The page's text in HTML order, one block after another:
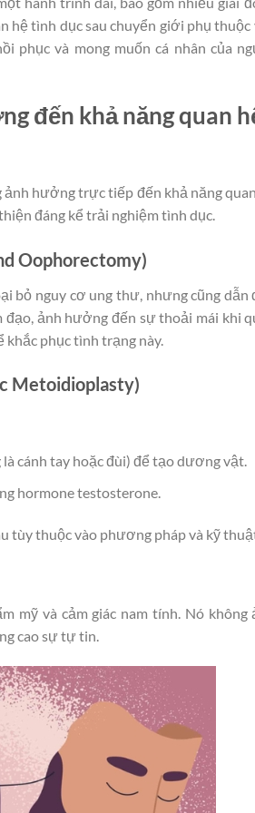
hệ tình dục sau chuyển giới phụ thuộc
phục và mong muốn cá nhân của
đến khả năng quan
hưởng trực tiếp đến khả năng
đáng kể trải nghiệm tình dục.
Oophorectomy)
bỏ nguy cơ ung thư, nhưng cũng dẫn
ảnh hưởng đến sự thoải mái khi
phục tình trạng này.
Metoidioplasty)
cánh tay hoặc đùi) để tạo dương vật.
hormone testosterone.
tùy thuộc vào phương pháp và kỹ
mỹ và cảm giác nam tính. Nó không
cao sự tự tin.